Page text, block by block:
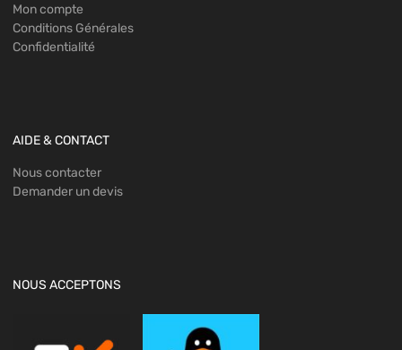
Mon compte
Conditions Générales
Confidentialité
AIDE & CONTACT
Nous contacter
Demander un devis
NOUS ACCEPTONS